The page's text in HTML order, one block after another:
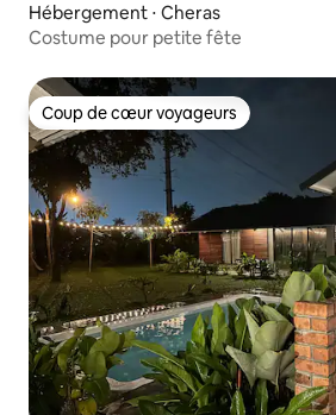
Hébergement ⋅ Cheras
Costume pour petite fête
Coup de cœur voyageurs
Coup de cœur voyageurs